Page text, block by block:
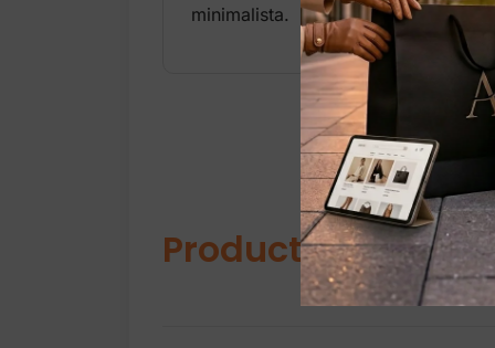
minimalista.
Productos